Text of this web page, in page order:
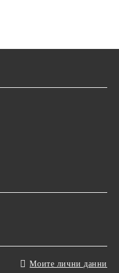
Моите лични данни